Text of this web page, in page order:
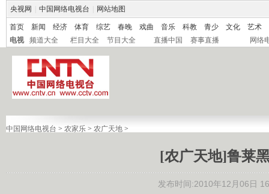
央视网 中国网络电视台 网站地图
首页 新闻 经济 体育 综艺 春晚 戏曲 音乐 科教 青少 文化
艺术
电视
频道大全 栏目大全 节目大全 直播中国 赛事直播 网络
中国网络电视台 > 农家乐 > 农广天地 >
[农广天地]鲁莱
发布时间:2010年12月06日